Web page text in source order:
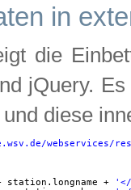
in
die
jQuery.
diese
webservices/
station.longname +